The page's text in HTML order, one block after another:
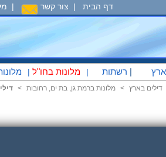
| צור קשר | דף הבית
| מלונות בחו"ל | רשתות |
< מלונות ברמת גן, בת ים, רחובות < דילים בארץ